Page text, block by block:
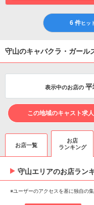
6 件ヒッ
守山のキャバクラ・ガール
表示中のお店の 平
この地域のキャスト求人
お店一覧
お店
ランキング
守山エリアのお店ラン
※ユーザーのアクセスを基に独自の